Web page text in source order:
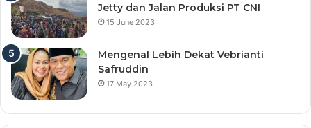
Jetty dan Jalan Produksi PT CNI
15 June 2023
Mengenal Lebih Dekat Vebrianti
Safruddin
17 May 2023